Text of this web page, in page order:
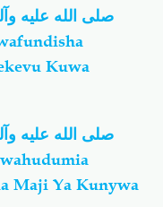
Kuwa
Maji Ya Kunywa